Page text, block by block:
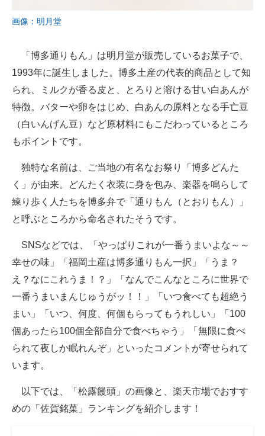
画像：明月堂
「博多通りもん」は明月堂が販売しているお菓子で、
1993年に誕生しました。博多土産の代表的商品として知
られ、ミルクが香る皮と、とろりと溶ける甘い白あんが
特徴。バターや卵をはじめ、白あんの原料となる手亡豆
（白いんげん豆）など原材料にもこだわっているところ
もポイントです。
独特な名前は、ご当地の有名なお祭り「博多どんた
く」が由来。どんたく衣装に身を包み、楽器を鳴らして
練り歩く人たちを博多弁で「通りもん（とおりもん）」
と呼ぶところから命名されたそうです。
SNSなどでは、「やっぱりこれが一番うまいよな～～
幸せの味」「福岡土産は博多通りもん一択」「うま？
え？なにこれうま！？」「なんでこんなところに世界で
一番うまいまんじゅうがッ！！」「いつ食べても超絶う
まい」「いつ、何度、何個もらってもうれしい」「100
個あったら100個全部自分で食べちゃう」「無限に食べ
られて夜しか眠れんぞ」といったコメントが寄せられて
います。
以下では、「松露饅頭」の画像と、楽天市場でおすす
めの「佐賀銘菓」ランキングを紹介します！